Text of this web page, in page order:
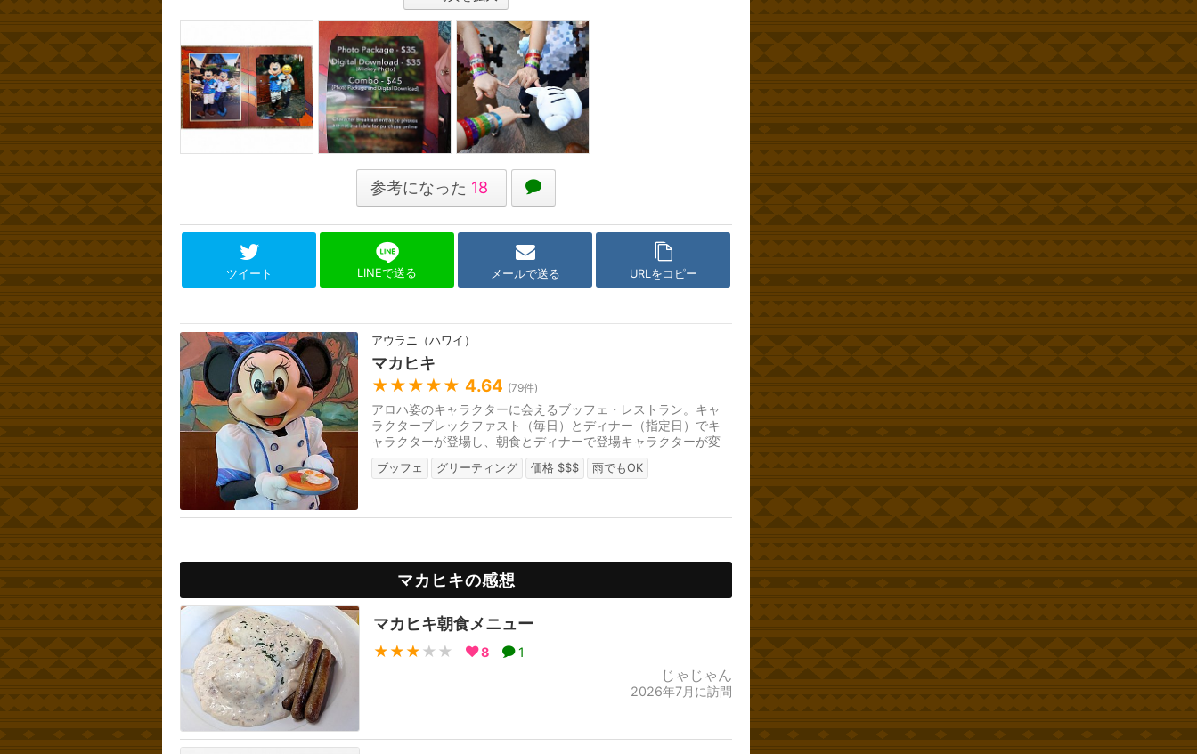
参考になった 18
ツイート LINEで送る メールで送る URLをコピー
アウラニ（ハワイ）
マカヒキ
★★★★★ 4.64 (79件)
アロハ姿のキャラクターに会えるブッフェ・レストラン。キャ
ラクターブレックファスト（毎日）とディナー（指定日）でキ
ャラクターが登場し、朝食とディナーで登場キャラクターが変
わります。要予約。
ブッフェ グリーティング 価格 $$$ 雨でもOK
マカヒキの感想
マカヒキ朝食メニュー
★★★ ★★ 8 1
じゃじゃん
2026年7月に訪問